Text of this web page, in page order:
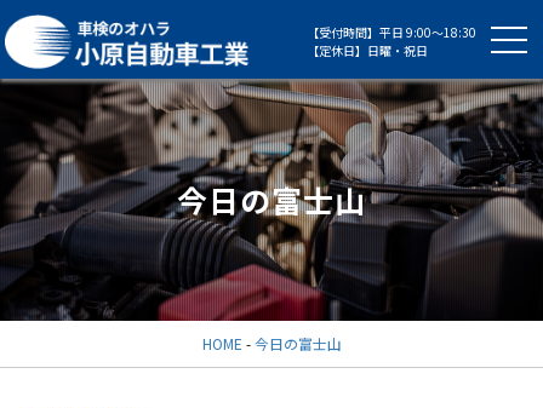
【受付時間】平日 9:00～18:30
【定休日】日曜・祝日
今日の富士山
HOME -今日の富士山